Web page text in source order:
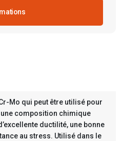
Mo qui peut être utilisé pour
composition chimique
ductilité, une bonne
au stress. Utilisé dans le